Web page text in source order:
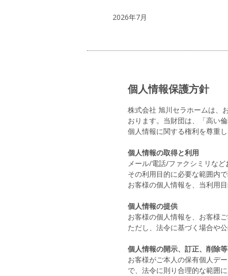
2026年7月
個人情報保護方針
株式会社 旭川セラホームは、
おります。当財団は、「高い
個人情報に関する権利を尊重
個人情報の取得と利用
メール/電話/ファクシミリな
その利用目的に必要な範囲内で
お客様の個人情報を、当利用
個人情報の提供
お客様の個人情報を、お客様
ただし、法令に基づく場合や
個人情報の開示、訂正、削除
お客様がご本人の保有個人デ
で、法令に則り合理的な範囲